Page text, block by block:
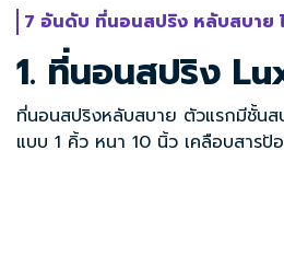
7 อันดับ ที่นอนสปริง หลับสบาย
1. ที่นอนสปริง
ที่นอนสปริงหลับสบาย ตัวแรกมีชั้นส
แบบ 1 คิ้ว หนา 10 นิ้ว เคลือบสารป้